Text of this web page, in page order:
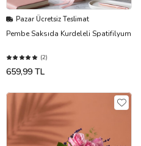
Pazar Ücretsiz Teslimat
Pembe Saksıda Kurdeleli Spatifilyum
(2)
659,99 TL